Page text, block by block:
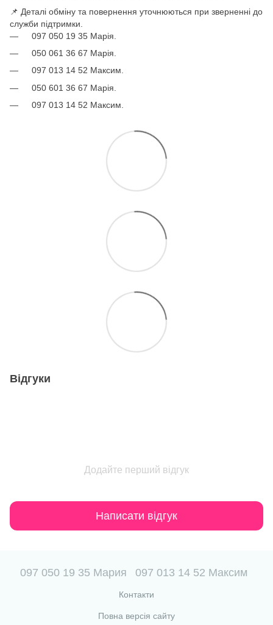
📌 Деталі обміну та повернення уточнюються при зверненні до
служби підтримки.
097 050 19 35 Марія.
050 061 36 67 Марія.
097 013 14 52 Максим.
050 601 36 67 Марія.
097 013 14 52 Максим.
Відгуки
Додайте перший відгук
Написати відгук
097 050 19 35 Мария 097 013 14 52 Максим
Контакти
Повна версія сайту